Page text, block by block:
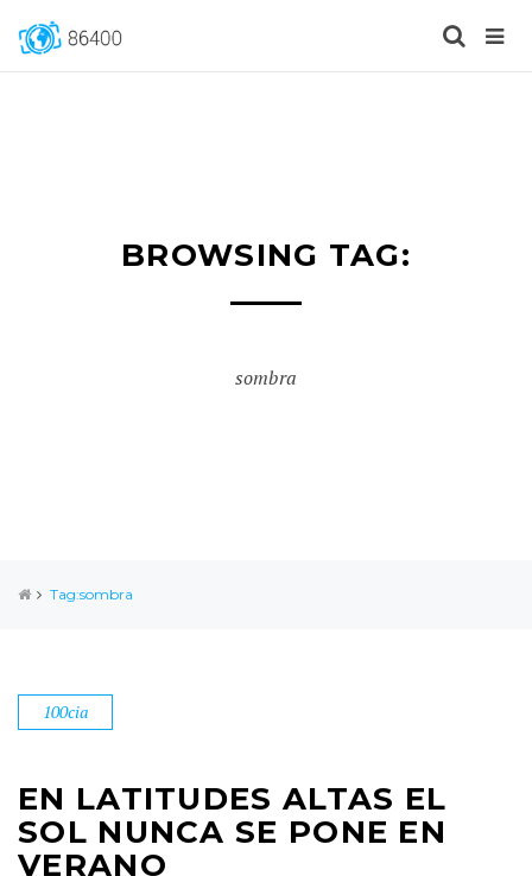
BROWSING TAG:
sombra
Tag:sombra
100cia
EN LATITUDES ALTAS EL
SOL NUNCA SE PONE EN
VERANO